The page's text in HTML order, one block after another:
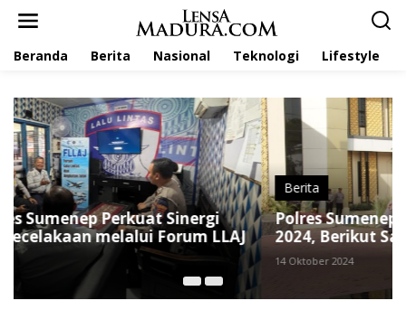
Beranda Berita Nasional Teknologi Lifestyle
Berita
Polres Sumenep Gelar Operasi Zebra Semeru
2024, Berikut Sasaran Pelanggarannya
14 Oktober 2024